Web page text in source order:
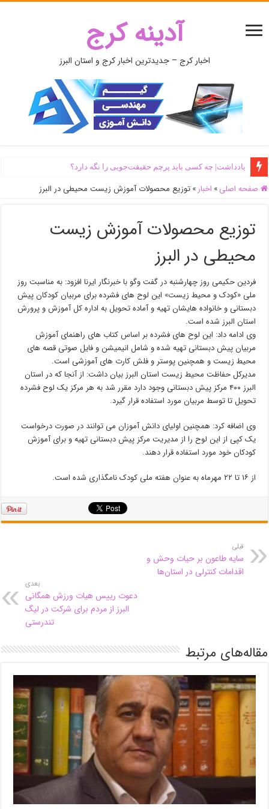
آدینه کرج
اخبار کرج – جدیدترین اخبار کرج و استان البرز
یادداشت| ‌چه کسی باید پرچم حقیقت‌جویی را نگه دارد؟
صفحه اصلی » اخبار » توزیع محصولات آموزش زیست محیطی در البرز
توزیع محصولات آموزش زیست
محیطی در البرز
فردین حکیمی روز چهارشنبه در گفت وگو با خبرنگار ایرنا افزود: به مناسبت روز
ملی «کودک و محیط زیست» این لوح های فشرده برای مربیان کودکان پیش
دبستانی و خانواده هایشان تهیه و آماده تحویل به اداره کل آموزش و پرورش
استان البرز شده است.
وی ادامه داد: این لوح های فشرده بر اساس کتاب های راهنمای آموزش
مربیان پیش دبستانی تهیه شده و شامل انیمیشن و فایل صوتی قصه های
محیط زیست و همچنین پوستر و فلش کارت های آموزشی است.
مدیرکل حفاظت محیط زیست استان البرز بیان داشت: از آنجا که در استان
البرز ۴۰۰ مرکز پیش دبستانی وجود دارد مقرر شد به هر مرکز یک لوح فشرده
تحویل تا توسط مربیان مورد استفاده قرار گیرد.
وی اضافه کرد: همچنین اولیای دانش آموزان می توانند در صورت درخواست
یک کپی از این لوح را از مدیریت مرکز پیش دبستانی تهیه و برای آموزش
کودکان خود مورد استفاده قرار دهند.
از ۱۶ تا ۲۲ مهرماه به عنوان هفته ملی کودک نامگذاری شده است.
قبلی
سایه طاعون بر حیات وحش و
اقدامات کنترلی در استان‌ها
بعدی
دعوت رییس هیات ورزش همگانی
البرز از مردم برای شرکت در لیگ
تندرستی
مقاله‌های مرتبط